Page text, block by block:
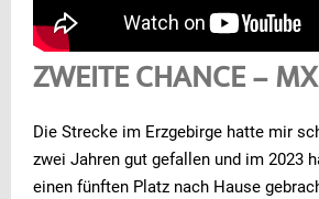
ZWEITE CHANCE –
Die Strecke im Erzgebirge hatte mir
zwei Jahren gut gefallen und im 2023
einen fünften Platz nach Hause